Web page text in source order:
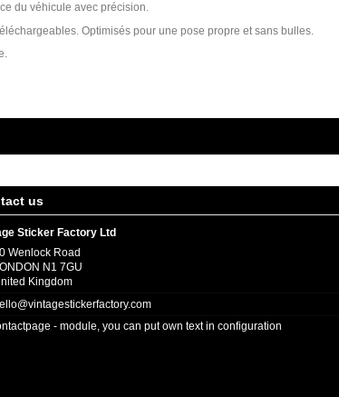
du véhicule avec précision.
Optimisés pour une pose propre et sans bulles.
us
Sticker Factory Ltd
Wenlock Road
N1 7GU
Kingdom
- module, you can put own text in configuration